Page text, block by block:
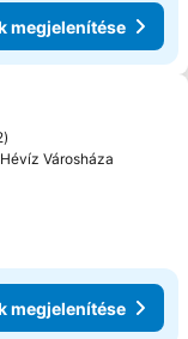
megjelenítése
a kedvencekhez
Városháza
megjelenítése